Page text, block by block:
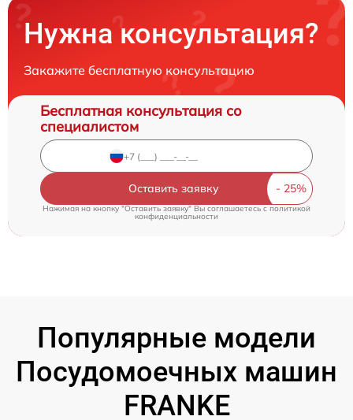
Нужна консультация?
Закажите бесплатную консультацию
Бесплатная консультация со
специалистом
Оставить заявку
Нажимая на кнопку "Оставить заявку" Вы соглашаетесь c политикой
конфиденциальности
Популярные модели
Посудомоечных машин
FRANKE